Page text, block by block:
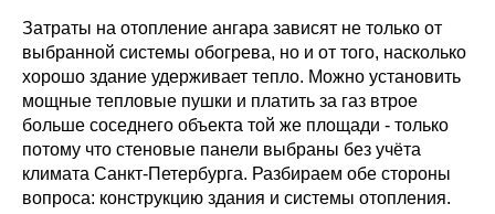
Затраты на отопление ангара зависят не только от
выбранной системы обогрева, но и от того, насколько
хорошо здание удерживает тепло. Можно установить
мощные тепловые пушки и платить за газ втрое
больше соседнего объекта той же площади - только
потому что стеновые панели выбраны без учёта
климата Санкт-Петербурга. Разбираем обе стороны
вопроса: конструкцию здания и системы отопления.